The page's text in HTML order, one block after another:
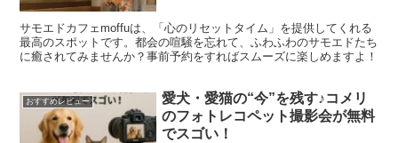
サモエドカフェmoffuは、「心のリセットタイム」を提供してくれる
最高のスポットです。都会の喧騒を忘れて、ふわふわのサモエドたち
に癒されてみませんか？事前予約をすればスムーズに楽しめますよ！
おすすめレビュー
愛犬・愛猫の“今”を残す♪コメリ
のフォトレコペット撮影会が無料
でスゴい！